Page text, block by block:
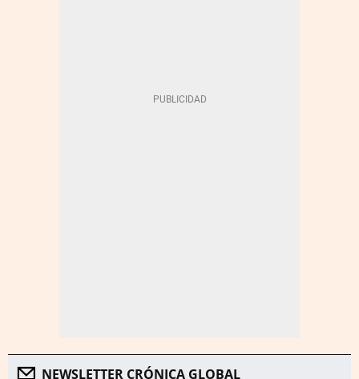
NEWSLETTER CRÓNICA GLOBAL